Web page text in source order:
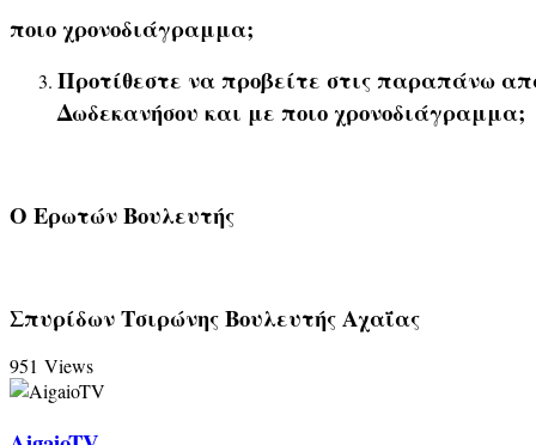
ποιο χρονοδιάγραμμα;
Προτίθεστε να προβείτε στις παραπάνω
Δωδεκανήσου και με ποιο χρονοδιάγραμμα;
Ο Ερωτών Βουλευτής
Σπυρίδων Τσιρώνης Βουλευτής Αχαΐας
951 Views